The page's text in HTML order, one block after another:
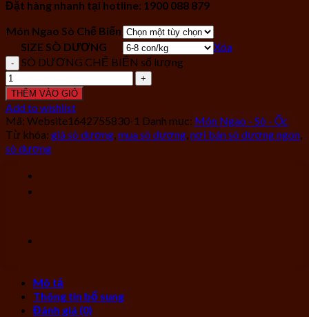
Đặt hàng nhanh tại hotline: 1900 088 879
Món Ngao Sò Chế Biến
SIZE SÒ DƯƠNG
Xóa
SÒ DƯƠNG CHẾ BIẾN số lượng
THÊM VÀO GIỎ
Add to wishlist
Mã: Website1642755830-1 Danh mục: Món Ngao - Sò - Ốc
Từ khóa: giá sò dương,mua sò dương,nơi bán sò dương ngon,
sò dương
Mô tả
Thông tin bổ sung
Đánh giá (0)